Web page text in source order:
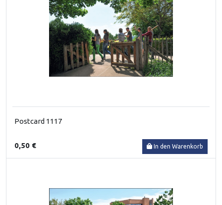
Postcard 1117
0,50 € In den Warenkorb